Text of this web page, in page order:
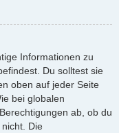
Informationen zu
Du solltest sie
oben auf jeder Seite
bei globalen
ab, ob du
Die